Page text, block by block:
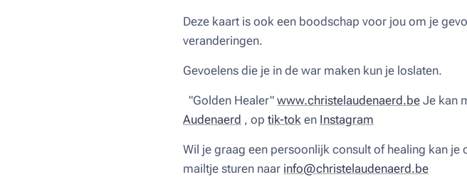
Deze kaart is ook een boodschap voor jou om je
veranderingen.
Gevoelens die je in de war maken kun je loslaten.
"Golden Healer" www.christelaudenaerd.be Je kan
Audenaerd , op tik-tok en Instagram
Wil je graag een persoonlijk consult of healing kan je
mailtje sturen naar info@christelaudenaerd.be